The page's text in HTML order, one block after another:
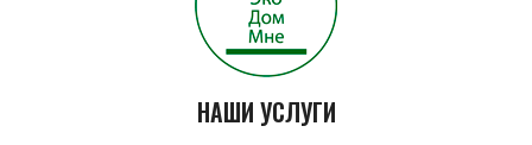
НАШИ УСЛУГИ